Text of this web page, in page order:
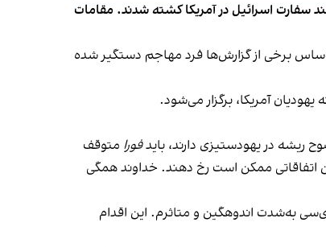
دی‌سی، دو کارمند سفارت اسرائیل در آمریکا کشته شدند. مقامات
اساس برخی از گزارش‌ها فرد مهاجم دستگیر شده
آمریکا، برگزار می‌شود.
در یهودستیزی دارند، بایدفورا متوقف
اتفاقاتی ممکن است رخ دهند. خداوند همگی
به‌شدت اندوهگین و متاثرم. این اقدام